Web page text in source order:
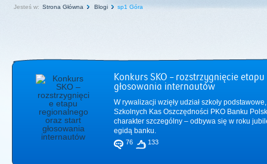
Jesteś w: Strona Główna Blogi sp1 Góra
Konkurs SKO – rozstrzygnięcie
głosowania internautów
W rywalizacji wzięły udział szkoły
Szkolnych Kas Oszczędności PKO Banku
charakter szczególny – odbywa się w roku
egidą banku.
76 133